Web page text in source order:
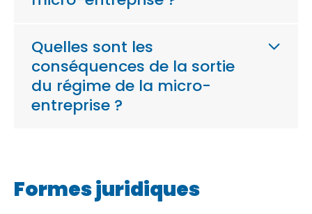
Quelles sont les
conséquences de la sortie
du régime de la micro-
entreprise ?
Formes juridiques